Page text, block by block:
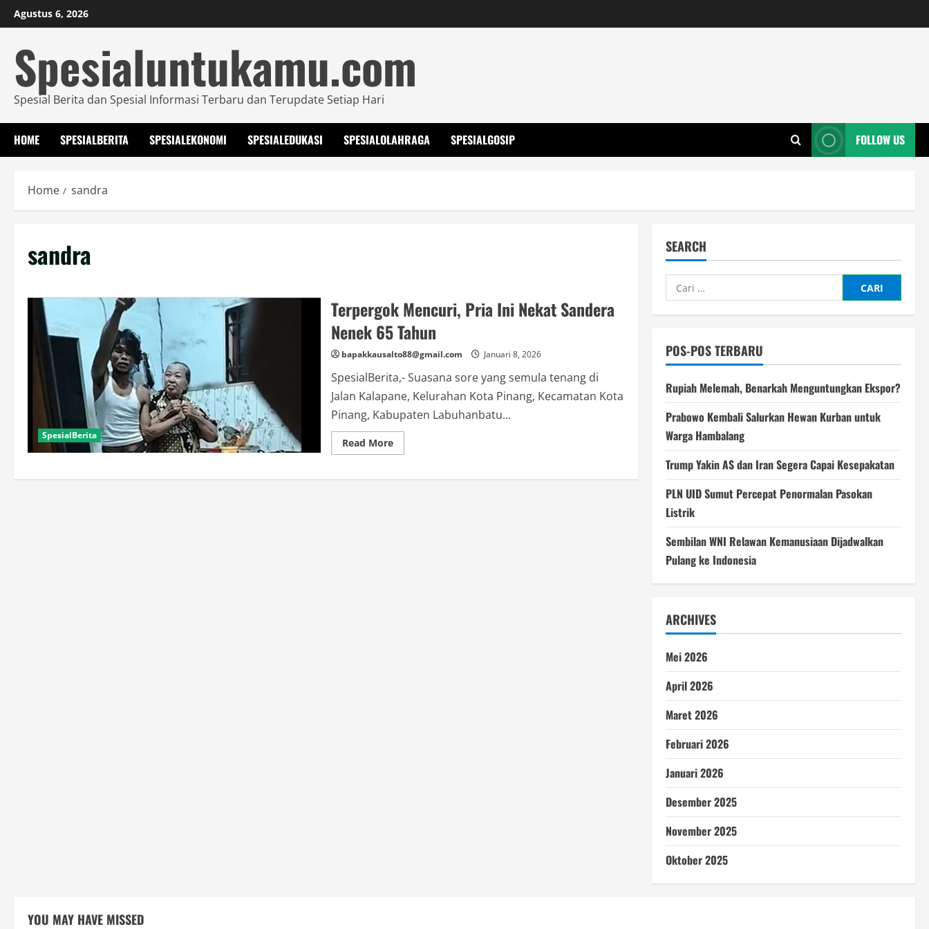
Skip
to
content
Agustus 6, 2026
Spesialuntukamu.com
Spesial Berita dan Spesial Informasi Terbaru dan Terupdate Setiap Hari
HOME SPESIALBERITA SPESIALEKONOMI SPESIALEDUKASI SPESIALOLAHRAGA SPESIALGOSIP FOLLOW US
Home sandra
sandra
SpesialBerita
Terpergok Mencuri, Pria Ini Nekat Sandera
Nenek 65 Tahun
bapakkausalto88@gmail.com Januari 8, 2026
SpesialBerita,- Suasana sore yang semula tenang di
Jalan Kalapane, Kelurahan Kota Pinang, Kecamatan Kota
Pinang, Kabupaten Labuhanbatu...
Read MoreRead
more
Mencuri,
SEARCH
Cari
untuk:
POS-POS TERBARU
Rupiah Melemah, Benarkah Menguntungkan Ekspor?
Prabowo Kembali Salurkan Hewan Kurban untuk
Warga Hambalang
Trump Yakin AS dan Iran Segera Capai Kesepakatan
PLN UID Sumut Percepat Penormalan Pasokan
Listrik
Sembilan WNI Relawan Kemanusiaan Dijadwalkan
Pulang ke Indonesia
ARCHIVES
Mei 2026
April 2026
Maret 2026
Februari 2026
Januari 2026
Desember 2025
November 2025
Oktober 2025
YOU MAY HAVE MISSED